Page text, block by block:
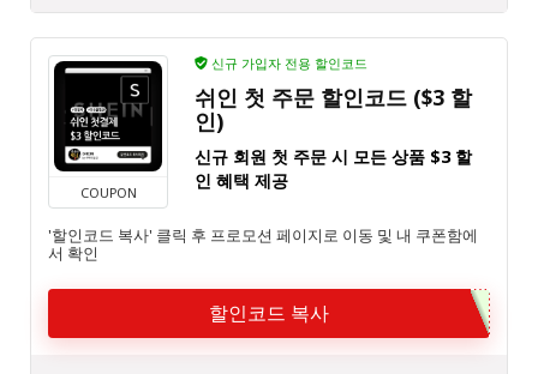
COUPON
신규 가입자 전용 할인코드
쉬인 첫 주문 할인코드 ($3 할
인)
신규 회원 첫 주문 시 모든 상품 $3 할
인 혜택 제공
'할인코드 복사' 클릭 후 프로모션 페이지로 이동 및 내 쿠폰함에
서 확인
할인코드 복사